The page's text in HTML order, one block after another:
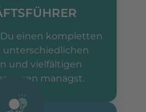
Du einen kompletten
und vielfältigen
managst.